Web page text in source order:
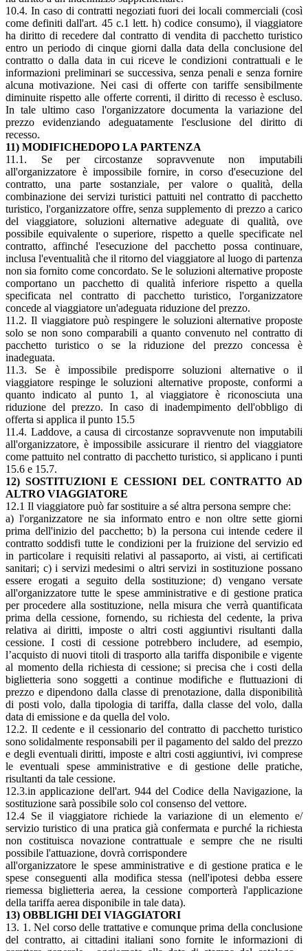
10.4. In caso di contratti negoziati fuori dei locali commerciali (così
come definiti dall'art. 45 c.1 lett. h) codice consumo), il viaggiatore
ha diritto di recedere dal contratto di vendita di pacchetto turistico
entro un periodo di cinque giorni dalla data della conclusione del
contratto o dalla data in cui riceve le condizioni contrattuali e le
informazioni preliminari se successiva, senza penali e senza fornire
alcuna motivazione. Nei casi di offerte con tariffe sensibilmente
diminuite rispetto alle offerte correnti, il diritto di recesso è escluso.
In tale ultimo caso l'organizzatore documenta la variazione del
prezzo evidenziando adeguatamente l'esclusione del diritto di
recesso.
11) MODIFICHEDOPO LA PARTENZA
11.1. Se per circostanze sopravvenute non imputabili
all'organizzatore è impossibile fornire, in corso d'esecuzione del
contratto, una parte sostanziale, per valore o qualità, della
combinazione dei servizi turistici pattuiti nel contratto di pacchetto
turistico, l'organizzatore offre, senza supplemento di prezzo a carico
del viaggiatore, soluzioni alternative adeguate di qualità, ove
possibile equivalente o superiore, rispetto a quelle specificate nel
contratto, affinché l'esecuzione del pacchetto possa continuare,
inclusa l'eventualità che il ritorno del viaggiatore al luogo di partenza
non sia fornito come concordato. Se le soluzioni alternative proposte
comportano un pacchetto di qualità inferiore rispetto a quella
specificata nel contratto di pacchetto turistico, l'organizzatore
concede al viaggiatore un'adeguata riduzione del prezzo.
11.2. Il viaggiatore può respingere le soluzioni alternative proposte
solo se non sono comparabili a quanto convenuto nel contratto di
pacchetto turistico o se la riduzione del prezzo concessa è
inadeguata.
11.3. Se è impossibile predisporre soluzioni alternative o il
viaggiatore respinge le soluzioni alternative proposte, conformi a
quanto indicato al punto 1, al viaggiatore è riconosciuta una
riduzione del prezzo. In caso di inadempimento dell'obbligo di
offerta si applica il punto 15.5
11.4. Laddove, a causa di circostanze sopravvenute non imputabili
all'organizzatore, è impossibile assicurare il rientro del viaggiatore
come pattuito nel contratto di pacchetto turistico, si applicano i punti
15.6 e 15.7.
12) SOSTITUZIONI E CESSIONI DEL CONTRATTO AD
ALTRO VIAGGIATORE
12.1 Il viaggiatore può far sostituire a sé altra persona sempre che:
a) l'organizzatore ne sia informato entro e non oltre sette giorni
prima dell'inizio del pacchetto; b) la persona cui intende cedere il
contratto soddisfi tutte le condizioni per la fruizione del servizio ed
in particolare i requisiti relativi al passaporto, ai visti, ai certificati
sanitari; c) i servizi medesimi o altri servizi in sostituzione possano
essere erogati a seguito della sostituzione; d) vengano versate
all'organizzatore tutte le spese amministrative e di gestione pratica
per procedere alla sostituzione, nella misura che verrà quantificata
prima della cessione, fornendo, su richiesta del cedente, la priva
relativa ai diritti, imposte o altri costi aggiuntivi risultanti dalla
cessione. I costi di cessione potrebbero includere, ad esempio,
l’acquisto di nuovi titoli di trasporto alla tariffa disponibile e vigente
al momento della richiesta di cessione; si precisa che i costi della
biglietteria sono soggetti a continue modifiche e fluttuazioni di
prezzo e dipendono dalla classe di prenotazione, dalla disponibilità
di posti volo, dalla tipologia di tariffa, dalla classe del volo, dalla
data di emissione e da quella del volo.
12.2. Il cedente e il cessionario del contratto di pacchetto turistico
sono solidalmente responsabili per il pagamento del saldo del prezzo
e degli eventuali diritti, imposte e altri costi aggiuntivi, ivi comprese
le eventuali spese amministrative e di gestione delle pratiche,
risultanti da tale cessione.
12.3.in applicazione dell'art. 944 del Codice della Navigazione, la
sostituzione sarà possibile solo col consenso del vettore.
12.4 Se il viaggiatore richiede la variazione di un elemento e/
servizio turistico di una pratica già confermata e purché la richiesta
non costituisca novazione contrattuale e sempre che ne risulti
possibile l'attuazione, dovrà corrispondere
all'organizzatore le spese amministrative e di gestione pratica e le
spese conseguenti alla modifica stessa (nell'ipotesi debba essere
riemessa biglietteria aerea, la cessione comporterà l'applicazione
della tariffa aerea disponibile in tale data).
13) OBBLIGHI DEI VIAGGIATORI
13. 1. Nel corso delle trattative e comunque prima della conclusione
del contratto, ai cittadini italiani sono fornite le informazioni di